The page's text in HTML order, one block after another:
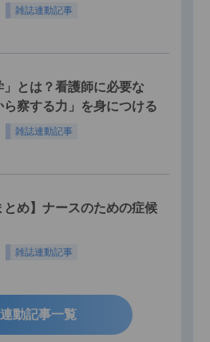
雑誌連動記事
」とは？看護師に必要な
ら察する力」を身につける
雑誌連動記事
とめ】ナースのための症候
雑誌連動記事
動記事一覧